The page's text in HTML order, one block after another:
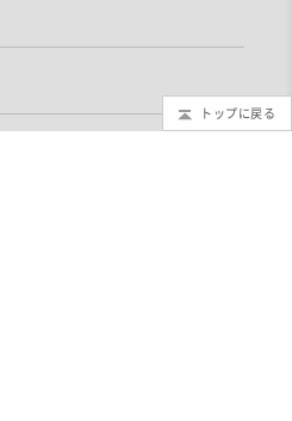
トップに戻る